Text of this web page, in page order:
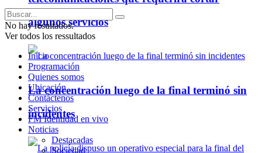
algunos servicios
La concentración luego de la final terminó sin
incidentes
No hay resultados.
Ver todos los ressultados
Inicio
Programación
Quienes somos
Ubicación
Contáctenos
Servicios
FM Identidad en vivo
Noticias
Destacadas
Sociedad